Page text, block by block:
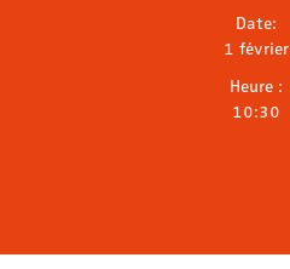
Date:
1 février
Heure :
10:30